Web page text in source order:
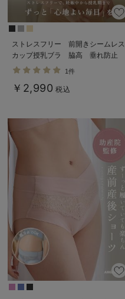
ストレスフリー 前開きシームレス
カップ授乳ブラ 脇高 垂れ防止
｜ マタニティ・授乳ブラ脇高
1件
￥2,990 税込